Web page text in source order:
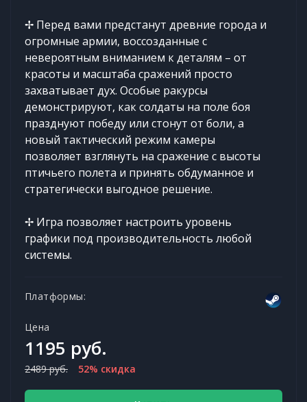
✢ Перед вами предстанут древние города и
огромные армии, воссозданные с
невероятным вниманием к деталям – от
красоты и масштаба сражений просто
захватывает дух. Особые ракурсы
демонстрируют, как солдаты на поле боя
празднуют победу или стонут от боли, а
новый тактический режим камеры
позволяет взглянуть на сражение с высоты
птичьего полета и принять обдуманное и
стратегически выгодное решение.
✢ Игра позволяет настроить уровень
графики под производительность любой
системы.
Платформы:
Цена
1195 руб.
2489 руб. 52% скидка